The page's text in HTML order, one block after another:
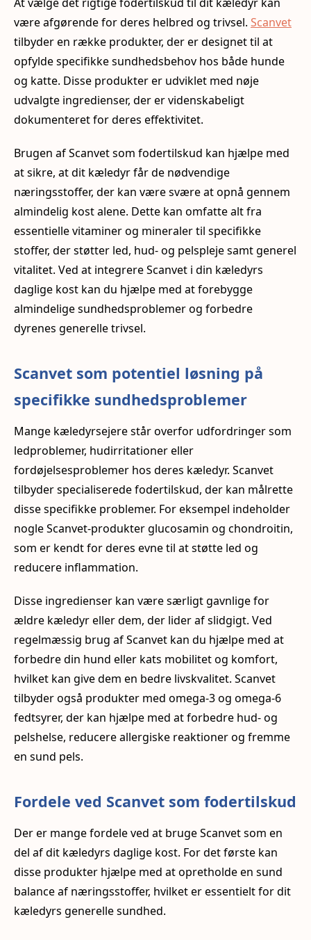
være afgørende for deres helbred og trivsel. Scanvet
tilbyder en række produkter, der er designet til at
opfylde specifikke sundhedsbehov hos både hunde
og katte. Disse produkter er udviklet med nøje
udvalgte ingredienser, der er videnskabeligt
dokumenteret for deres effektivitet.
Brugen af Scanvet som fodertilskud kan hjælpe med
at sikre, at dit kæledyr får de nødvendige
næringsstoffer, der kan være svære at opnå gennem
almindelig kost alene. Dette kan omfatte alt fra
essentielle vitaminer og mineraler til specifikke
stoffer, der støtter led, hud- og pelspleje samt generel
vitalitet. Ved at integrere Scanvet i din kæledyrs
daglige kost kan du hjælpe med at forebygge
almindelige sundhedsproblemer og forbedre
dyrenes generelle trivsel.
Scanvet som potentiel løsning på
specifikke sundhedsproblemer
Mange kæledyrsejere står overfor udfordringer som
ledproblemer, hudirritationer eller
fordøjelsesproblemer hos deres kæledyr. Scanvet
tilbyder specialiserede fodertilskud, der kan målrette
disse specifikke problemer. For eksempel indeholder
nogle Scanvet-produkter glucosamin og chondroitin,
som er kendt for deres evne til at støtte led og
reducere inflammation.
Disse ingredienser kan være særligt gavnlige for
ældre kæledyr eller dem, der lider af slidgigt. Ved
regelmæssig brug af Scanvet kan du hjælpe med at
forbedre din hund eller kats mobilitet og komfort,
hvilket kan give dem en bedre livskvalitet. Scanvet
tilbyder også produkter med omega-3 og omega-6
fedtsyrer, der kan hjælpe med at forbedre hud- og
pelshelse, reducere allergiske reaktioner og fremme
en sund pels.
Fordele ved Scanvet som fodertilskud
Der er mange fordele ved at bruge Scanvet som en
del af dit kæledyrs daglige kost. For det første kan
disse produkter hjælpe med at opretholde en sund
balance af næringsstoffer, hvilket er essentielt for dit
kæledyrs generelle sundhed.